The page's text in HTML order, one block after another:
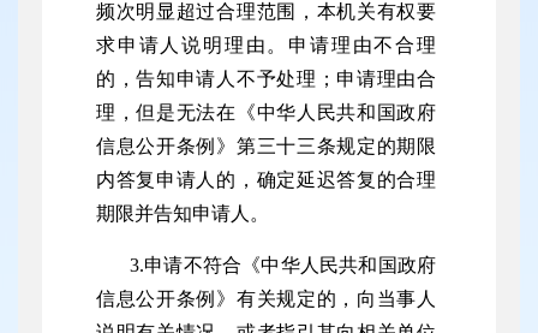
频次明显超过合理范围，本机关有权要
求申请人说明理由。申请理由不合理
的，告知申请人不予处理；申请理由合
理，但是无法在《中华人民共和国政府
信息公开条例》第三十三条规定的期限
内答复申请人的，确定延迟答复的合理
期限并告知申请人。
3.申请不符合《中华人民共和国政府
信息公开条例》有关规定的，向当事人